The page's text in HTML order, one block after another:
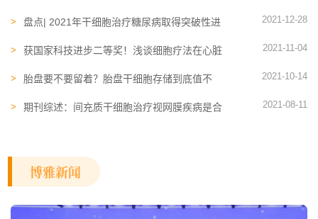
盘点| 2021年干细胞治疗糖尿病取得突破性进
2021-12-28
获国家科技进步二等奖！浅谈细胞疗法在心脏
2021-11-04
胎盘要不要留着？胎盘干细胞​存储到底值不
2021-10-14
期刊综述：间充质干细胞治疗视网膜疾病是合
2021-08-11
博雅新闻